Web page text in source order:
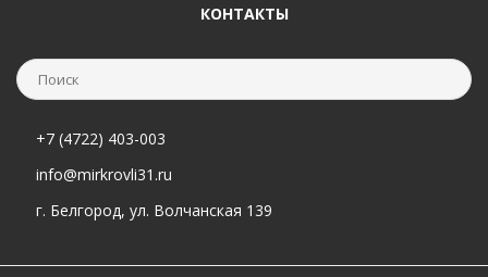
КОНТАКТЫ
+7 (4722) 403-003
info@mirkrovli31.ru
г. Белгород, ул. Волчанская 139